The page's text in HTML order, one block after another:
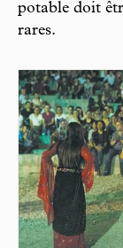
potable doit
rares.